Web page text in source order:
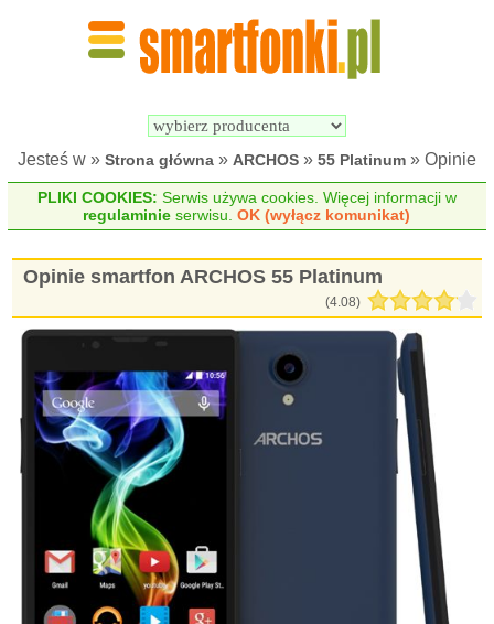
Jesteś w » Strona główna » ARCHOS » 55 Platinum » Opinie
PLIKI COOKIES: Serwis używa cookies. Więcej informacji w
regulaminie serwisu.OK (wyłącz komunikat)
Opinie smartfon ARCHOS 55 Platinum
(4.08)